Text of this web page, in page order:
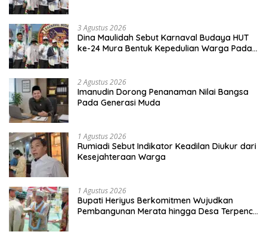
3 Agustus 2026
Dina Maulidah Sebut Karnaval Budaya HUT
ke-24 Mura Bentuk Kepedulian Warga Pada
2 Agustus 2026
Imanudin Dorong Penanaman Nilai Bangsa
Pada Generasi Muda
1 Agustus 2026
Rumiadi Sebut Indikator Keadilan Diukur dari
Kesejahteraan Warga
1 Agustus 2026
Bupati Heriyus Berkomitmen Wujudkan
Pembangunan Merata hingga Desa Terpencil